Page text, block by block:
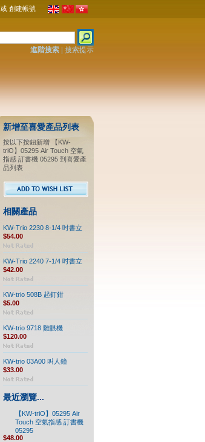
或 創建帳號
進階搜索| 搜索提示
新增至喜愛產品列表
按以下按鈕新增 【KW-
triO】05295 Air Touch 空氣
指感 訂書機 05295 到喜愛產
品列表
相關產品
KW-Trio 2230 8-1/4 吋書立
$54.00
KW-Trio 2240 7-1/4 吋書立
$42.00
KW-trio 508B 起釘鉗
$5.00
KW-trio 9718 雞眼機
$120.00
KW-trio 03A00 叫人鐘
$33.00
最近瀏覽...
【KW-triO】05295 Air
Touch 空氣指感 訂書機
05295
$48.00